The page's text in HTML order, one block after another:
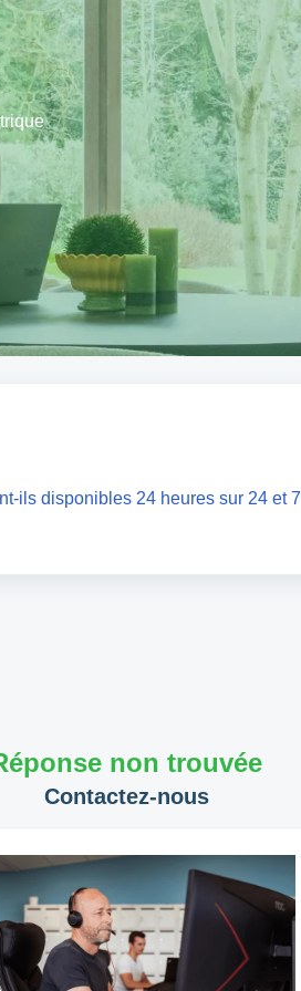
ils disponibles 24 heures sur 24 et 7
non trouvée
Contactez-nous